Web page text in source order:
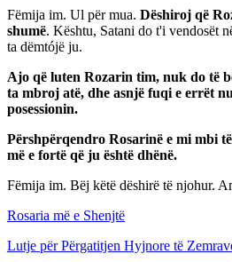
Fëmija im. Ul për mua. Dëshiroj që
shumë. Kështu, Satani do t'i vendosët
ta dëmtójë ju.
Ajo që luten Rozarin tim, nuk do të
ta mbroj atë, dhe asnjë fuqi e errët
posessionin.
Përshpërqendro Rosarinë e mi mbi
më e fortë që ju është dhënë.
Fëmija im. Bëj këtë dëshirë të njohur.
Rosaria më e Shenjtë
Lutje për Përgatitjen Hyjnore të